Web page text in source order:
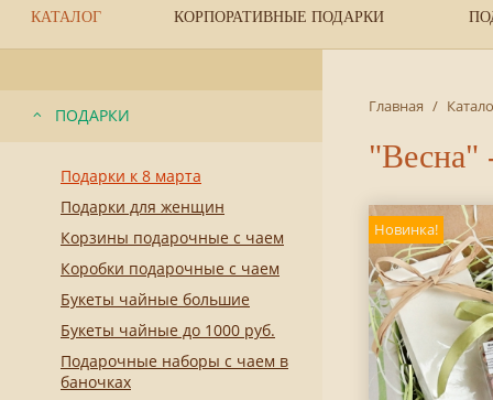
КАТАЛОГ КОРПОРАТИВНЫЕ ПОДАРКИ
ПОДАРКИ
Подарки к 8 марта
Подарки для женщин
Корзины подарочные с чаем
Коробки подарочные с чаем
Букеты чайные большие
Букеты чайные до 1000 руб.
Подарочные наборы с чаем в
баночках
Главная /
"Весна"
Новинка!